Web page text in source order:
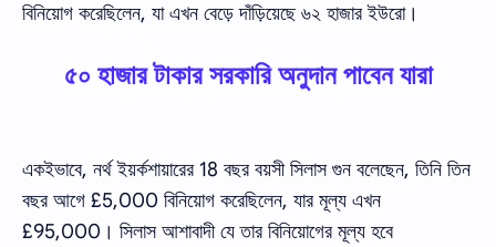
বিনিয়োগ করেছিলেন, যা এখন বেড়ে দাঁড়িয়েছে ৬২ হাজার ইউরো।
৫০ হাজার টাকার সরকারি অনুদান পাবেন যারা
একইভাবে, নর্থ ইয়র্কশায়ারের 18 বছর বয়সী সিলাস গুন বলেছেন, তিনি তিন
বছর আগে £5,000 বিনিয়োগ করেছিলেন, যার মূল্য এখন
£95,000। সিলাস আশাবাদী যে তার বিনিয়োগের মূল্য হবে